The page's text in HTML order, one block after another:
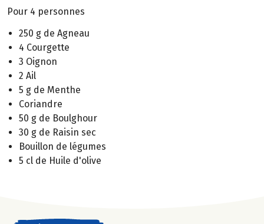
Pour 4 personnes
250 g de Agneau
4 Courgette
3 Oignon
2 Ail
5 g de Menthe
Coriandre
50 g de Boulghour
30 g de Raisin sec
Bouillon de légumes
5 cl de Huile d'olive